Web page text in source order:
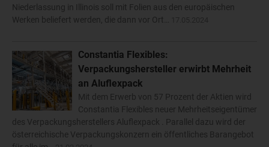
Niederlassung in Illinois soll mit Folien aus den europäischen
Werken beliefert werden, die dann vor Ort…
Constantia Flexibles:
Verpackungshersteller erwirbt Mehrheit
an Aluflexpack
Mit dem Erwerb von 57 Prozent der Aktien wird
Constantia Flexibles neuer Mehrheitseigentümer
des Verpackungsherstellers Aluflexpack . Parallel dazu wird der
österreichische Verpackungskonzern ein öffentliches Barangebot